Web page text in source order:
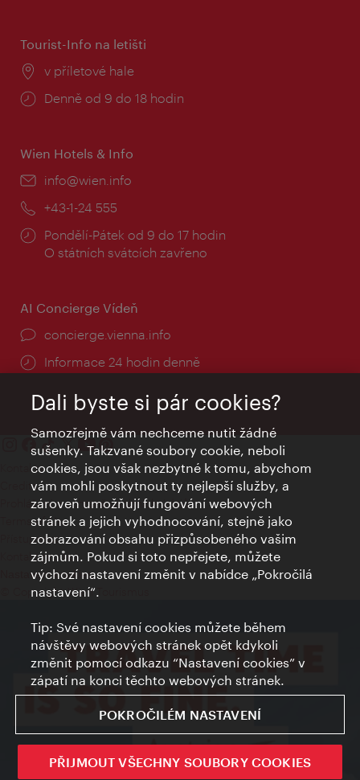
Tourist-Info na letišti
Místo:
v příletové hale
Provozní
Denně od 9 do 18 hodin
Wien Hotels & Info
E-
info@wien.info
Telefon:
+43-1-24 555
Provozní
doba:
Pondělí-Pátek od 9 do 17 hodin
O státních svátcích zavřeno
AI Concierge Vídeň
concierge.vienna.info
Informace 24 hodin denně
Kontakty
Credits
Prohlášení o ochraně osobních údajů
Terms of Use
Přístupnost
Kontakt pro tisk
Nastavení cookies
© Copyright Wien Tourismus
Dali byste si pár cookies?
Samozřejmě vám nechceme nutit žádné
sušenky. Takzvané soubory cookie, neboli
cookies, jsou však nezbytné k tomu, abychom
vám mohli poskytnout ty nejlepší služby, a
zároveň umožňují fungování webových
stránek a jejich vyhodnocování, stejně jako
zobrazování obsahu přizpůsobeného vašim
zájmům. Pokud si toto nepřejete, můžete
výchozí nastavení změnit v nabídce „Pokročilá
nastavení“.
Tip: Své nastavení cookies můžete během
návštěvy webových stránek opět kdykoli
změnit pomocí odkazu “Nastavení cookies” v
zápatí na konci těchto webových stránek.
POKROČILÉM NASTAVENÍ
PŘIJMOUT VŠECHNY SOUBORY COOKIES